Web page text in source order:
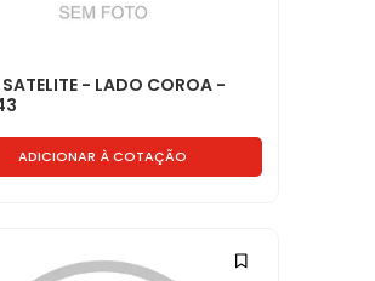
- LADO COROA -
ADICIONAR À COTAÇÃO